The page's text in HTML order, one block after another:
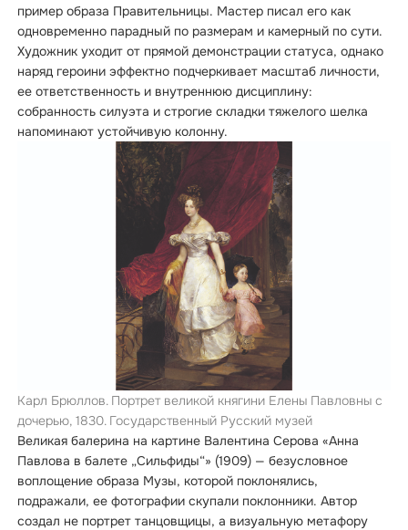
пример образа Правительницы. Мастер писал его как
одновременно парадный по размерам и камерный по сути.
Художник уходит от прямой демонстрации статуса, однако
наряд героини эффектно подчеркивает масштаб личности,
ее ответственность и внутреннюю дисциплину:
собранность силуэта и строгие складки тяжелого шелка
напоминают устойчивую колонну.
Карл Брюллов. Портрет великой княгини Елены Павловны с
дочерью, 1830. Государственный Русский музей
Великая балерина на картине Валентина Серова «Анна
Павлова в балете „Сильфиды“» (1909) — безусловное
воплощение образа Музы, которой поклонялись,
подражали, ее фотографии скупали поклонники. Автор
создал не портрет танцовщицы, а визуальную метафору